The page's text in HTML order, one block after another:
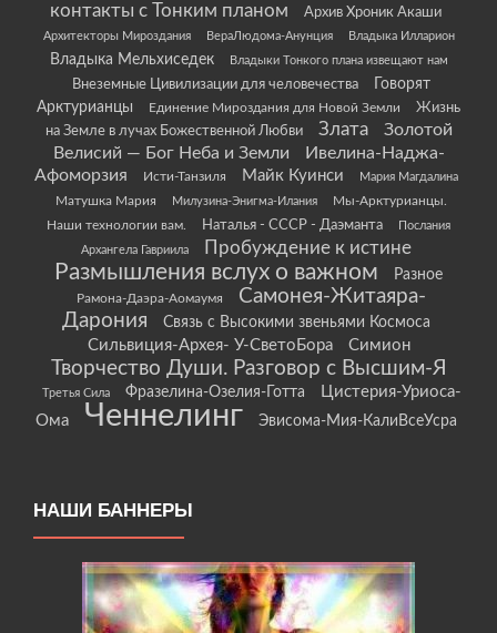
контакты с Тонким планом
Архив Хроник Акаши
Архитекторы Мироздания ВераЛюдома-Анунция Владыка Илларион
Владыка Мельхиседек Владыки Тонкого плана извещают нам
Внеземные Цивилизации для человечества
Говорят
Арктурианцы
Единение Мироздания для Новой Земли
Жизнь
на Земле в лучах Божественной Любви
Злата
Золотой
Велисий — Бог Неба и Земли
Ивелина-Наджа-
Афоморзия
Исти-Танзиля Майк Куинси Мария Магдалина
Матушка Мария Милузина-Энигма-Илания
Мы-Арктурианцы.
Наши технологии вам.
Наталья - СССР - Даэманта
Послания
Архангела Гавриила
Пробуждение к истине
Размышления вслух о важном Разное
Рамона-Даэра-Аомаумя
Самонея-Житаяра-
Дарония
Связь с Высокими звеньями Космоса
Сильвиция-Архея- У-СветоБора Симион
Творчество Души. Разговор с Высшим-Я
Третья Сила Фразелина-Озелия-Готта
Цистерия-Уриоса-
Ома
Ченнелинг Эвисома-Мия-КалиВсеУсра
НАШИ БАННЕРЫ